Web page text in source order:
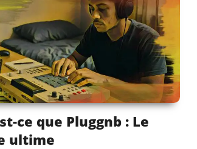
ce que Pluggnb : Le
ultime